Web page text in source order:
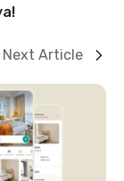
Next Article